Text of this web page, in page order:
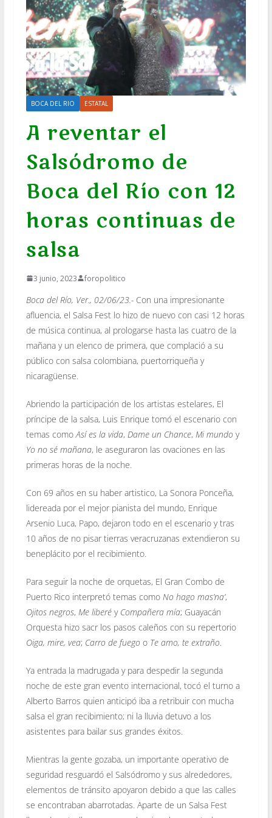
BOCA DEL RIO ESTATAL
A reventar el
Salsódromo de
Boca del Río con 12
horas continuas de
salsa
3 junio, 2023 foropolitico
Boca del Río, Ver., 02/06/23.-Con una impresionante
afluencia, el Salsa Fest lo hizo de nuevo con casi 12 horas
de música continua, al prologarse hasta las cuatro de la
mañana y un elenco de primera, que complació a su
público con salsa colombiana, puertorriqueña y
nicaragüense.
Abriendo la participación de los artistas estelares, El
príncipe de la salsa, Luis Enrique tomó el escenario con
temas como Así es la vida, Dame un Chance, Mi mundoy
Yo no sé mañana, le aseguraron las ovaciones en las
primeras horas de la noche.
Con 69 años en su haber artistico, La Sonora Ponceña,
lidereada por el mejor pianista del mundo, Enrique
Arsenio Luca, Papo, dejaron todo en el escenario y tras
10 años de no pisar tierras veracruzanas extendieron su
beneplácito por el recibimiento.
Para seguir la noche de orquetas, El Gran Combo de
Puerto Rico interpretó temas como No hago mas’na’,
Ojitos negros, Me liberéy Compañera mía; Guayacán
Orquesta hizo sacr los pasos caleños con su repertorio
Oiga, mire, vea; Carro de fuegoo Te amo, te extraño.
Ya entrada la madrugada y para despedir la segunda
noche de este gran evento internacional, tocó el turno a
Alberto Barros quien anticipó iba a retribuir con mucha
salsa el gran recibimiento; ni la lluvia detuvo a los
asistentes para bailar sus grandes éxitos.
Mientras la gente gozaba, un importante operativo de
seguridad resguardó el Salsódromo y sus alrededores,
elementos de tránsito apoyaron debido a que las calles
se encontraban abarrotadas. Aparte de un Salsa Fest